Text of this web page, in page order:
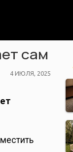
сам
POSTED
4 ИЮЛЯ, 2025